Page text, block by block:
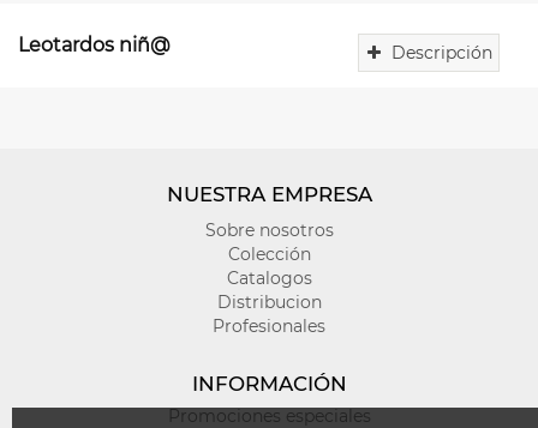
Descripción
Leotardos niñ@
NUESTRA EMPRESA
Sobre nosotros
Colección
Catalogos
Distribucion
Profesionales
INFORMACIÓN
Promociones especiales